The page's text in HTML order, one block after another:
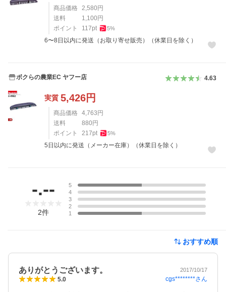
商品価格 2,580 円
送料
1,100 円
ポイント
117pt 5%
6〜8日以内に発送（お取り寄せ販売）（休業日を除く）
ボクらの農業EC ヤフー店 4.63
実質 5,426円
商品価格 4,763 円
送料
880 円
ポイント
217pt 5%
5日以内に発送（メーカー在庫）（休業日を除く）
-.--
2件
5
4
3
2
1
おすすめ順
ありがとうございます。 2017/10/17
5.0 cgs********さん